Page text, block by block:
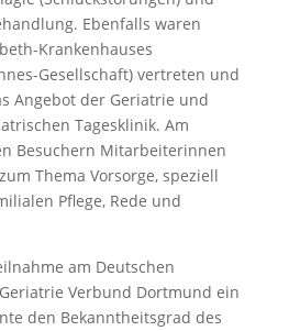
Ebenfalls waren
Krankenhauses
Gesellschaft) vertreten und
Angebot der Geriatrie und
Tagesklinik. Am
Besuchern Mitarbeiterinnen
Thema Vorsorge, speziell
Pflege, Rede und
am Deutschen
Verbund Dortmund ein
den Bekanntheitsgrad des